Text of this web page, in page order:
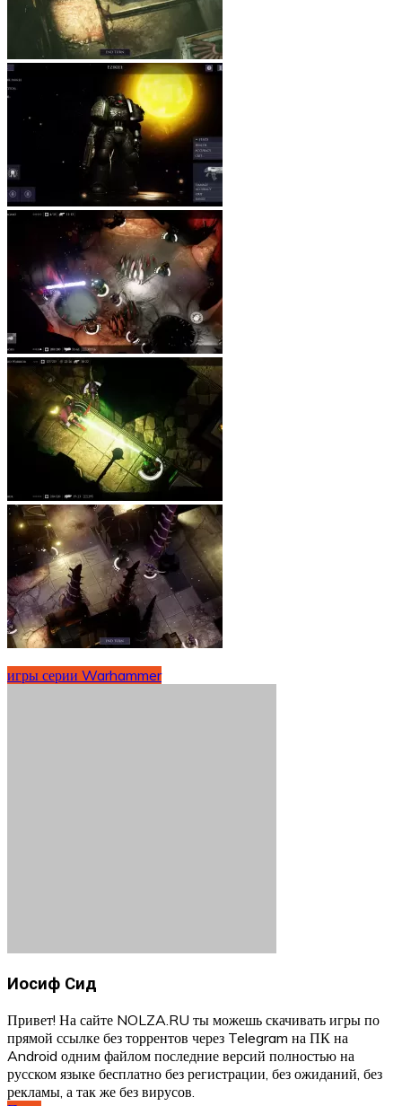
игры серии Warhammer
Иосиф Сид
Привет! На сайте NOLZA.RU ты можешь скачивать игры по
прямой ссылке без торрентов через Telegram на ПК на
Android одним файлом последние версий полностью на
русском языке бесплатно без регистрации, без ожиданий, без
рекламы, а так же без вирусов.